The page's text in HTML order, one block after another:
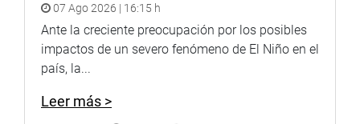
07 Ago 2026 | 16:15 h
Ante la creciente preocupación por los posibles
impactos de un severo fenómeno de El Niño en el
país, la...
Leer más >